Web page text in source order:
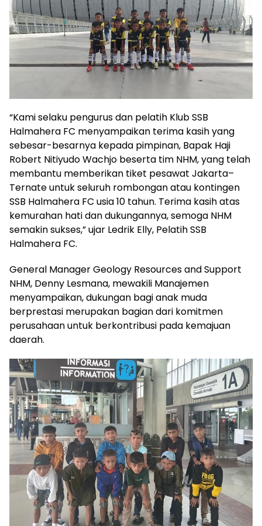
“Kami selaku pengurus dan pelatih Klub SSB
Halmahera FC menyampaikan terima kasih yang
sebesar-besarnya kepada pimpinan, Bapak Haji
Robert Nitiyudo Wachjo beserta tim NHM, yang telah
membantu memberikan tiket pesawat Jakarta–
Ternate untuk seluruh rombongan atau kontingen
SSB Halmahera FC usia 10 tahun. Terima kasih atas
kemurahan hati dan dukungannya, semoga NHM
semakin sukses,” ujar Ledrik Elly, Pelatih SSB
Halmahera FC.
General Manager Geology Resources and Support
NHM, Denny Lesmana, mewakili Manajemen
menyampaikan, dukungan bagi anak muda
berprestasi merupakan bagian dari komitmen
perusahaan untuk berkontribusi pada kemajuan
daerah.